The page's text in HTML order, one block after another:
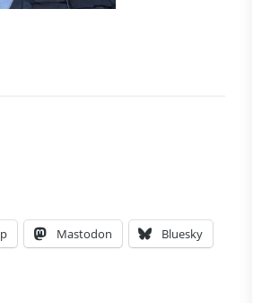
Mastodon Bluesky